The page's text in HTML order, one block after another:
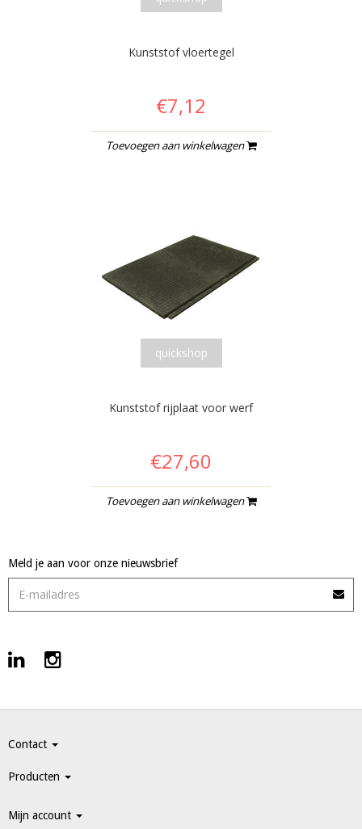
Kunststof vloertegel
€7,12
Toevoegen aan winkelwagen
quickshop
Kunststof rijplaat voor werf
€27,60
Toevoegen aan winkelwagen
Meld je aan voor onze nieuwsbrief
Contact
Producten
Mijn account